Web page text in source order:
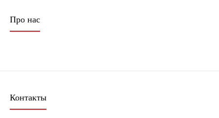
Про нас
Контакты